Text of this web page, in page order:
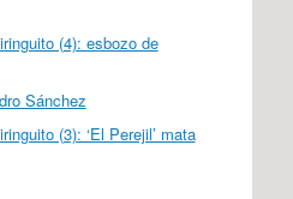
(4): esbozo de
Sánchez
(3): ‘El Perejil’ mata